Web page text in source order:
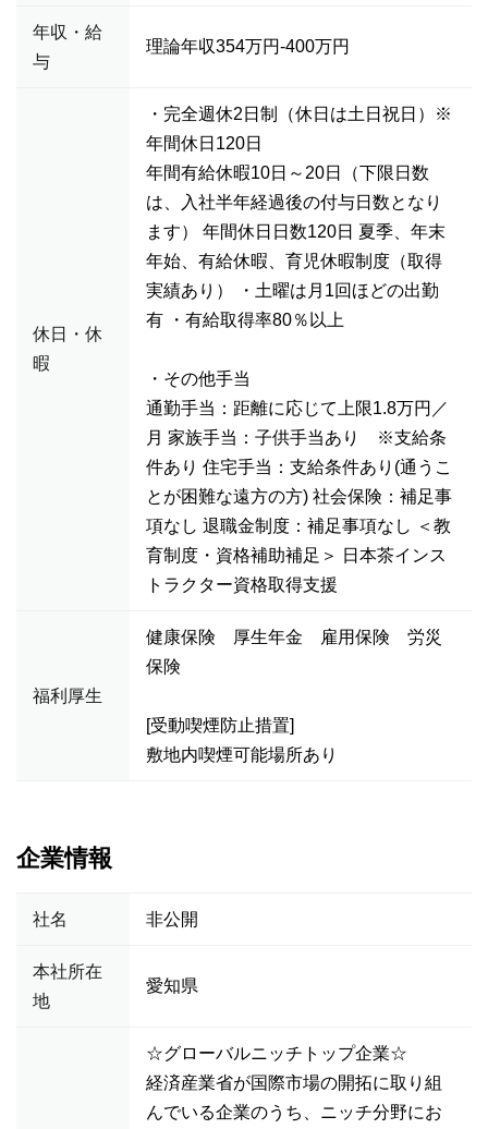
年収・給
与
理論年収354万円-400万円
休日・休
暇
・完全週休2日制（休日は土日祝日）※
年間休日120日
年間有給休暇10日～20日（下限日数
は、入社半年経過後の付与日数となり
ます） 年間休日日数120日 夏季、年末
年始、有給休暇、育児休暇制度（取得
実績あり） ・土曜は月1回ほどの出勤
有 ・有給取得率80％以上
・その他手当
通勤手当：距離に応じて上限1.8万円／
月 家族手当：子供手当あり ※支給条
件あり 住宅手当：支給条件あり(通うこ
とが困難な遠方の方) 社会保険：補足事
項なし 退職金制度：補足事項なし ＜教
育制度・資格補助補足＞ 日本茶インス
トラクター資格取得支援
福利厚生
健康保険 厚生年金 雇用保険 労災
保険
[受動喫煙防止措置]
敷地内喫煙可能場所あり
企業情報
社名 非公開
本社所在
地
愛知県
☆グローバルニッチトップ企業☆
経済産業省が国際市場の開拓に取り組
んでいる企業のうち、ニッチ分野にお